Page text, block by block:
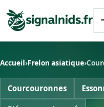
Accueil›Frelon asiatique›
Courcouronnes